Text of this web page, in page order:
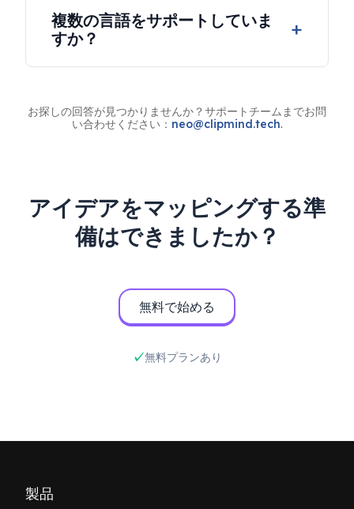
Markdownとして、または高品質のPNG/SVG
画像としてエクスポートできます。
複数の言語をサポートしていま
すか？
お探しの回答が見つかりませんか？サポートチームまでお問
い合わせください： neo@clipmind.tech.
アイデアをマッピングする準
備はできましたか？
無料で始める
無料プランあり
製品